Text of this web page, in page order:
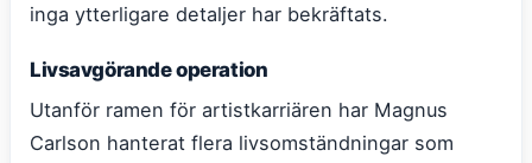
inga ytterligare detaljer har bekräftats.
Livsavgörande operation
Utanför ramen för artistkarriären har Magnus
Carlson hanterat flera livsomständningar som